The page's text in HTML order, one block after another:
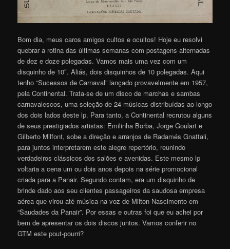
Bom dia, meus caros amigos cultos e ocultos! Hoje eu resolvi
quebrar a rotina das últimas semanas com postagens alternadas
de dez e doze polegadas. Vamos mais uma vez com um
disquinho de 10″. Aliás, dois disquinhos de 10 polegadas. Aqui
tenho “Sucessos de Carnaval” lançado provavelmente em 1957,
pela Continental. Trata-se de um disco de marchas e sambas
carnavalescos, uma seleção de 24 músicas distribuídas ao longo
dos dois lados deste lp. Para tanto, a Continental recrutou alguns
de seus prestigiados artistas: Emilinha Borba, Jorge Goulart e
Gilberto Milfont, sobe a direção e arranjos de Radamés Gnattali,
para juntos interpretarem este alegre repertório, reunindo
verdadeiros clássicos dos salões e avenidas. Este mesmo lp
voltaria a cena um ou dois anos depois na série promocional
criada para a Panair. Segundo contam, era um disquinho de
brinde dado aos seu clientes passageiros da saudosa empresa
aérea que virou até música na voz de Milton Nascimento em
“Saudades da Panair”. Por essas e outras foi que eu achei por
bem de apresentar os dois discos juntos. Vamos conferir no
GTM este pout-pourri?